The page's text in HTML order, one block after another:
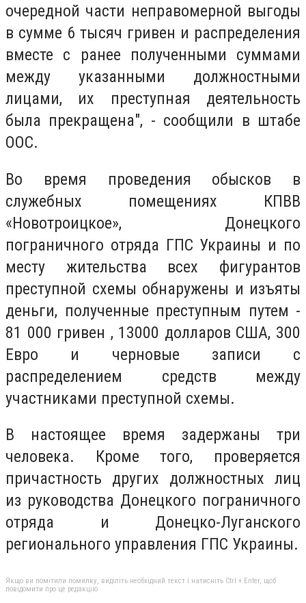
очередной части неправомерной выгоды
в сумме 6 тысяч гривен и распределения
вместе с ранее полученными суммами
между указанными должностными
лицами, их преступная деятельность
была прекращена", - сообщили в штабе
ООС.
Во время проведения обысков в
служебных помещениях КПВВ
«Новотроицкое», Донецкого
пограничного отряда ГПС Украины и по
месту жительства всех фигурантов
преступной схемы обнаружены и изъяты
деньги, полученные преступным путем -
81 000 гривен , 13000 долларов США, 300
Евро и черновые записи с
распределением средств между
участниками преступной схемы.
В настоящее время задержаны три
человека. Кроме того, проверяется
причастность других должностных лиц
из руководства Донецкого пограничного
отряда и Донецко-Луганского
регионального управления ГПС Украины.
Якщо ви помітили помилку, виділіть необхідний текст і натисніть Ctrl + Enter, щоб
повідомити про це редакцію